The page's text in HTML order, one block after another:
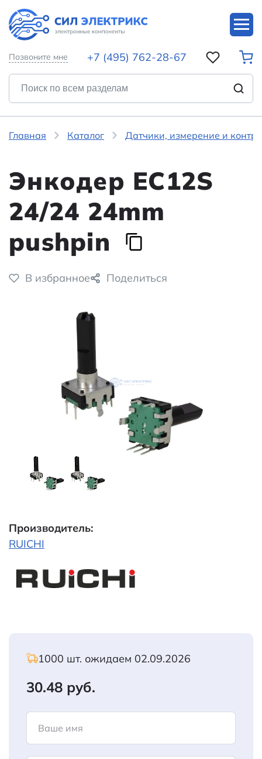
Позвоните мне +7 (495) 762-28-67
Главная Каталог Датчики, измерение и
Энкодер EC12S
24/24 24mm
pushpin
В избранное Поделиться
Производитель:
RUICHI
1000 шт. ожидаем 02.09.2026
30.48 руб.
Ваше имя